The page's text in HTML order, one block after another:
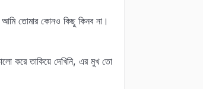
তোমার কোনও কিছু কিনব না।
করে তাকিয়ে দেখিনি, এর মুখ তো